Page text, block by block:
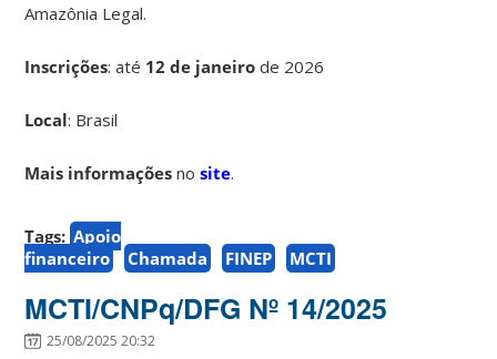
Amazônia Legal.
Inscrições: até 12 de janeirode 2026
Local: Brasil
Mais informações nosite.
Tags: Apoio
financeiro
Chamada FINEP MCTI
MCTI/CNPq/DFG Nº 14/2025
25/08/2025 20:32